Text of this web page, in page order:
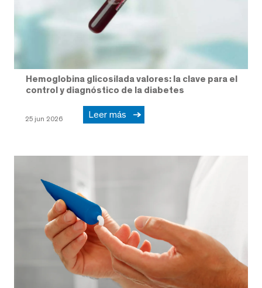
Hemoglobina glicosilada valores: la clave para el
control y diagnóstico de la diabetes
25 jun 2026 Leer más